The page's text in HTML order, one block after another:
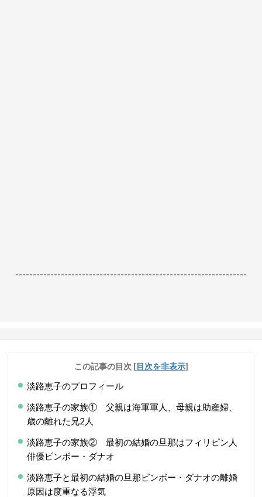
------------------------------------------------------------------
この記事の目次 [目次を非表示]
淡路恵子のプロフィール
淡路恵子の家族① 父親は海軍軍人、母親は助産婦、
歳の離れた兄2人
淡路恵子の家族② 最初の結婚の旦那はフィリピン人
俳優ビンボー・ダナオ
淡路恵子と最初の結婚の旦那ビンボー・ダナオの離婚
原因は度重なる浮気